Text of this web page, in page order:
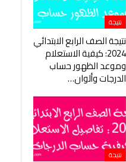
نتيجة
نتيجة الصف الرابع الابتدائي
2024: كيفية الاستعلام
وموعد الظهور حساب
الدرجات وألوان…
نتيجة